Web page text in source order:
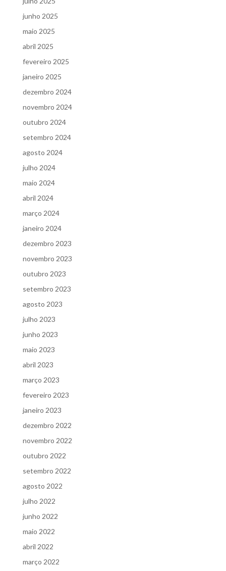
junho 2025
maio 2025
abril 2025
fevereiro 2025
janeiro 2025
dezembro 2024
novembro 2024
outubro 2024
setembro 2024
agosto 2024
julho 2024
maio 2024
abril 2024
março 2024
janeiro 2024
dezembro 2023
novembro 2023
outubro 2023
setembro 2023
agosto 2023
julho 2023
junho 2023
maio 2023
abril 2023
março 2023
fevereiro 2023
janeiro 2023
dezembro 2022
novembro 2022
outubro 2022
setembro 2022
agosto 2022
julho 2022
junho 2022
maio 2022
abril 2022
março 2022